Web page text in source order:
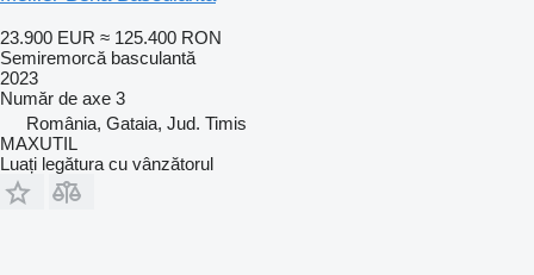
23.900 EUR ≈ 125.400 RON
Semiremorcă basculantă
2023
Număr de axe 3
România, Gataia, Jud. Timis
MAXUTIL
Luați legătura cu vânzătorul